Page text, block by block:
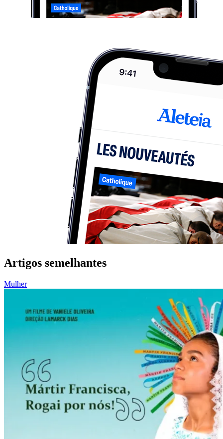
Artigos semelhantes
Mulher